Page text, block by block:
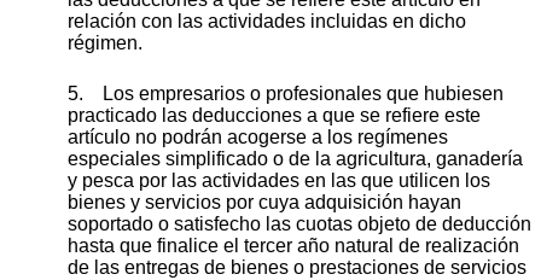
relación con las actividades incluidas en dicho
régimen.
5. Los empresarios o profesionales que hubiesen
practicado las deducciones a que se refiere este
artículo no podrán acogerse a los regímenes
especiales simplificado o de la agricultura, ganadería
y pesca por las actividades en las que utilicen los
bienes y servicios por cuya adquisición hayan
soportado o satisfecho las cuotas objeto de deducción
hasta que finalice el tercer año natural de realización
de las entregas de bienes o prestaciones de servicios